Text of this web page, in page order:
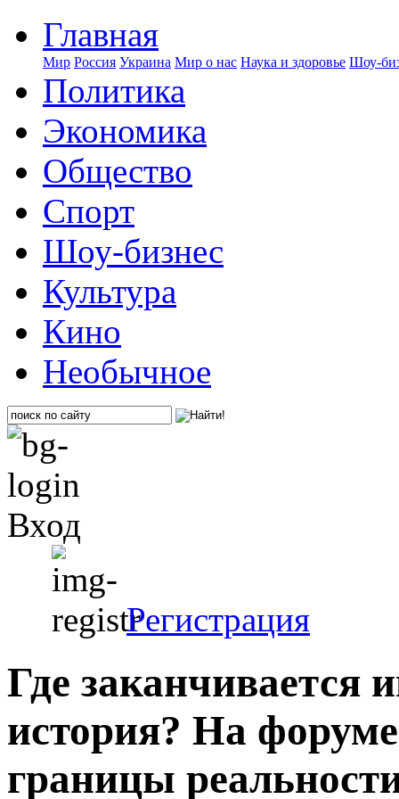
Главная
Мир Россия Украина Мир о нас Наука и здоровье Шоу-
Политика
Экономика
Общество
Спорт
Шоу-бизнес
Культура
Кино
Необычное
Вход
Регистрация
Где заканчивается
история? На
границы